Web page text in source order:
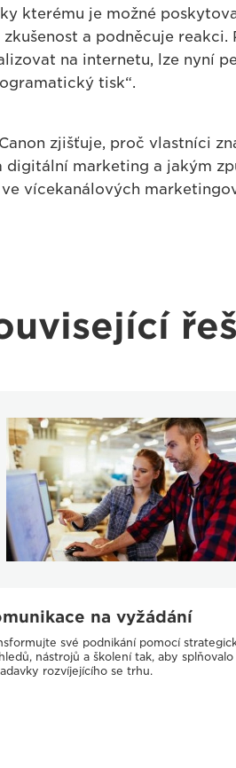
kterému je možné
a podněcuje reakci.
na internetu, lze nyní
tisk“.
zjišťuje, proč vlastníci
digitální marketing a jakým
vícekanálových
na vyžádání
své podnikání pomocí
nástrojů a školení tak, aby splňovalo
rozvíjejícího se trhu.